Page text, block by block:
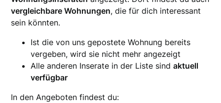
vergleichbare Wohnungen, die für dich interessant
sein könnten.
Ist die von uns gepostete Wohnung bereits
vergeben, wird sie nicht mehr angezeigt
Alle anderen Inserate in der Liste sindaktuell
verfügbar
In den Angeboten findest du: